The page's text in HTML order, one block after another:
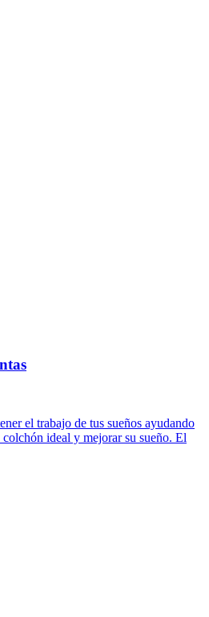
el trabajo de tus sueños ayudando
colchón ideal y mejorar su sueño. El